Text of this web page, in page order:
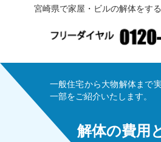
宮崎県で家屋・ビルの解体をす
一般住宅から大物解体まで
一部をご紹介いたします。
解体の費用